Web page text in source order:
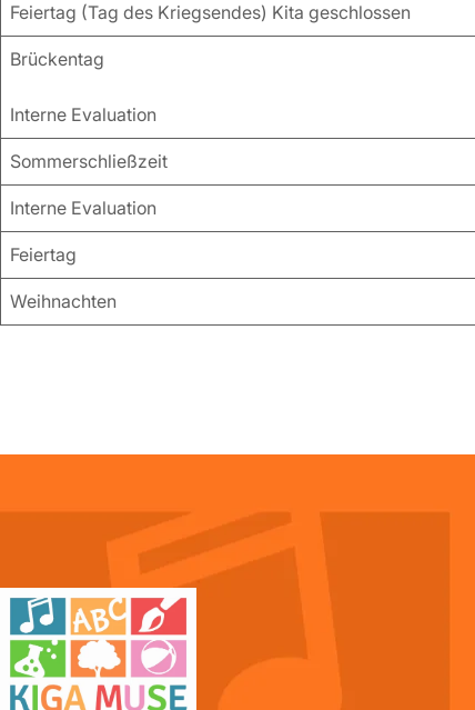
Feiertag (Tag des Kriegsendes) Kita geschlossen
Brückentag
Interne Evaluation
Sommerschließzeit
Interne Evaluation
Feiertag
Weihnachten